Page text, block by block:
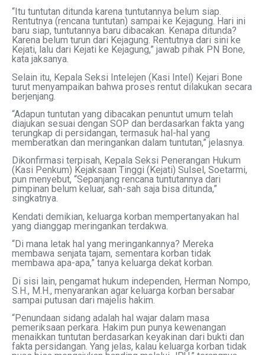
“Itu tuntutan ditunda karena tuntutannya belum siap.
Rentutnya (rencana tuntutan) sampai ke Kejagung. Hari ini
baru siap, tuntutannya baru dibacakan. Kenapa ditunda?
Karena belum turun dari Kejagung. Rentutnya dari sini ke
Kejati, lalu dari Kejati ke Kejagung,” jawab pihak PN Bone,
kata jaksanya.
Selain itu, Kepala Seksi Intelejen (Kasi Intel) Kejari Bone
turut menyampaikan bahwa proses rentut dilakukan secara
berjenjang.
“Adapun tuntutan yang dibacakan penuntut umum telah
diajukan sesuai dengan SOP dan berdasarkan fakta yang
terungkap di persidangan, termasuk hal-hal yang
memberatkan dan meringankan dalam tuntutan,” jelasnya.
Dikonfirmasi terpisah, Kepala Seksi Penerangan Hukum
(Kasi Penkum) Kejaksaan Tinggi (Kejati) Sulsel, Soetarmi,
pun menyebut, “Sepanjang rencana tuntutannya dari
pimpinan belum keluar, sah-sah saja bisa ditunda,”
singkatnya.
Kendati demikian, keluarga korban mempertanyakan hal
yang dianggap meringankan terdakwa.
“Di mana letak hal yang meringankannya? Mereka
membawa senjata tajam, sementara korban tidak
membawa apa-apa,” tanya keluarga dekat korban.
Di sisi lain, pengamat hukum independen, Herman Nompo,
S.H., M.H., menyarankan agar keluarga korban bersabar
sampai putusan dari majelis hakim.
“Penundaan sidang adalah hal wajar dalam masa
pemeriksaan perkara. Hakim pun punya kewenangan
menaikkan tuntutan berdasarkan keyakinan dari bukti dan
fakta persidangan. Yang jelas, kalau keluarga korban tidak